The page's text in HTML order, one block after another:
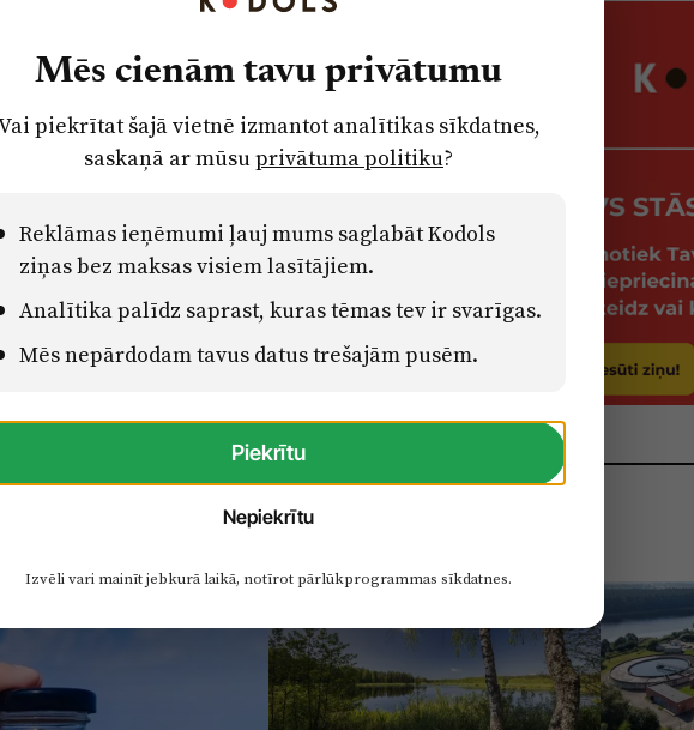
gubu-lietus mākonis nesīs stipras
nokrišņi mitēsies, un uzspīdēs saule.
brāzmās sasniegs 15 m/s. Maksimālā gaisa
Mēs cienām tavu privātumu
piekrītat šajā vietnē izmantot analītikas sīkdatnes,
saskaņā ar mūsu privātuma politiku?
Reklāmas ieņēmumi ļauj mums saglabāt Kodols
ziņas bez maksas visiem lasītājiem.
Analītika palīdz saprast, kuras tēmas tev ir svarīgas.
Mēs nepārdodam tavus datus trešajām pusēm.
Piekrītu
Nepiekrītu
Izvēli vari mainīt jebkurā laikā, notīrot pārlūkprogrammas sīkdatnes.